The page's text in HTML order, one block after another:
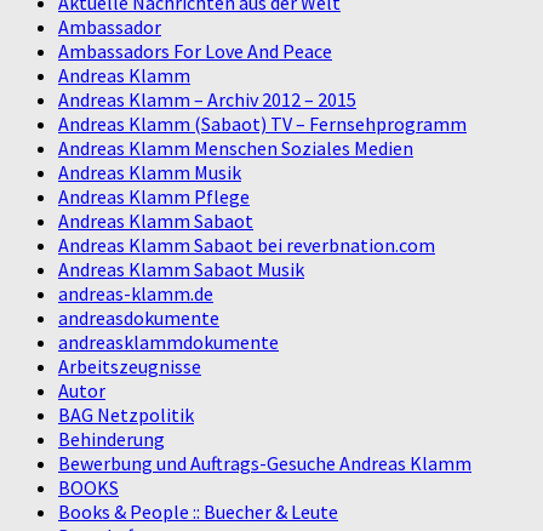
Ambassador
Ambassadors For Love And Peace
Andreas Klamm
Andreas Klamm – Archiv 2012 – 2015
Andreas Klamm (Sabaot) TV – Fernsehprogramm
Andreas Klamm Menschen Soziales Medien
Andreas Klamm Musik
Andreas Klamm Pflege
Andreas Klamm Sabaot
Andreas Klamm Sabaot bei reverbnation.com
Andreas Klamm Sabaot Musik
andreas-klamm.de
andreasdokumente
andreasklammdokumente
Arbeitszeugnisse
Autor
BAG Netzpolitik
Behinderung
Bewerbung und Auftrags-Gesuche Andreas Klamm
BOOKS
Books & People :: Buecher & Leute